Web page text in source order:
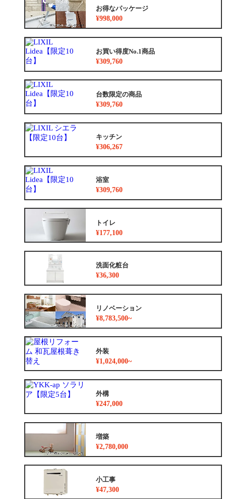
お得なパッケージ
¥998,000
お買い得度No.1商品
¥309,760
台数限定の商品
¥309,760
キッチン
¥306,267
浴室
¥309,760
トイレ
¥177,100
洗面化粧台
¥36,300
リノベーション
¥8,783,500~
外装
¥1,024,000~
外構
¥247,000
増築
¥2,780,000
小工事
¥47,300